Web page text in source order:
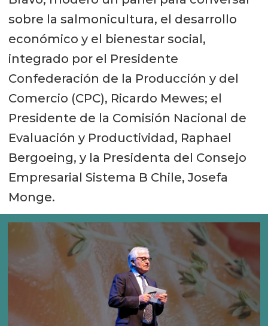
sobre la salmonicultura, el desarrollo
económico y el bienestar social,
integrado por el Presidente
Confederación de la Producción y del
Comercio (CPC), Ricardo Mewes; el
Presidente de la Comisión Nacional de
Evaluación y Productividad, Raphael
Bergoeing, y la Presidenta del Consejo
Empresarial Sistema B Chile, Josefa
Monge.